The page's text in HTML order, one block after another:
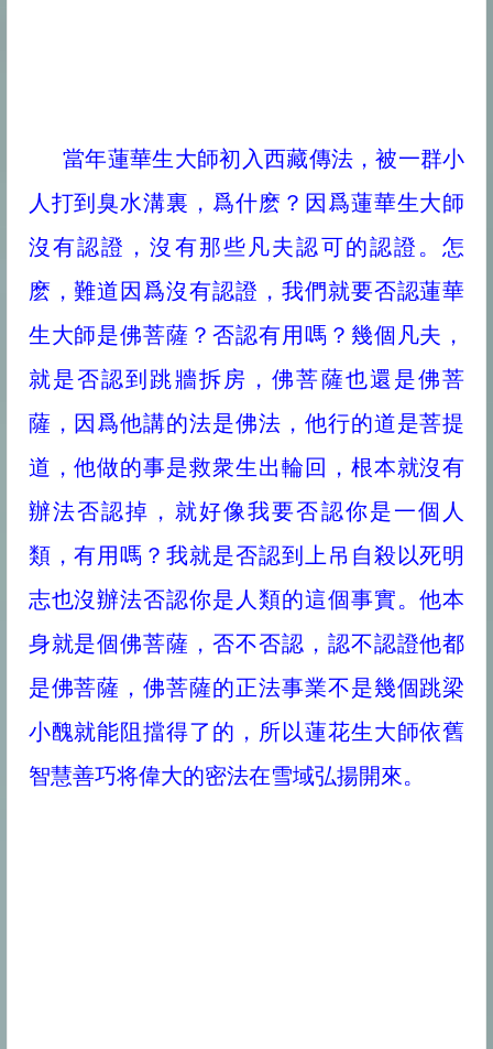
當年蓮華生大師初入西藏傳法，被一群小
人打到臭水溝裏，爲什麽？因爲蓮華生大師
沒有認證，沒有那些凡夫認可的認證。怎
麽，難道因爲沒有認證，我們就要否認蓮華
生大師是佛菩薩？否認有用嗎？幾個凡夫，
就是否認到跳牆拆房，佛菩薩也還是佛菩
薩，因爲他講的法是佛法，他行的道是菩提
道，他做的事是救衆生出輪回，根本就沒有
辦法否認掉，就好像我要否認你是一個人
類，有用嗎？我就是否認到上吊自殺以死明
志也沒辦法否認你是人類的這個事實。他本
身就是個佛菩薩，否不否認，認不認證他都
是佛菩薩，佛菩薩的正法事業不是幾個跳梁
小醜就能阻擋得了的，所以蓮花生大師依舊
智慧善巧将偉大的密法在雪域弘揚開來。